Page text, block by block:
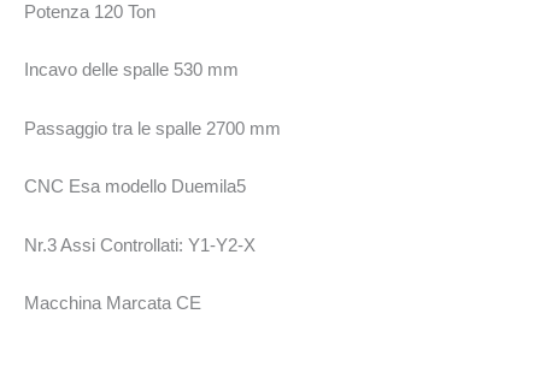
Potenza 120 Ton
Incavo delle spalle 530 mm
Passaggio tra le spalle 2700 mm
CNC Esa modello Duemila5
Nr.3 Assi Controllati: Y1-Y2-X
Macchina Marcata CE